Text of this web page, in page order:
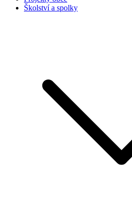
Školství a spolky